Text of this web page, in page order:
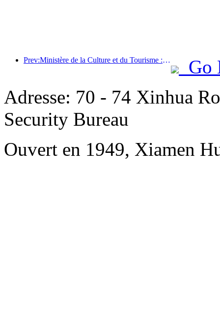
Prev:Ministère de la Culture et du Tourisme : Renforcer la gestion de la qualité des attractions touristiques et améliorer le niveau de service des sites pittoresques
Go
Adresse: 70 - 74 Xinhua
Security Bureau
Ouvert en 1949, Xiamen